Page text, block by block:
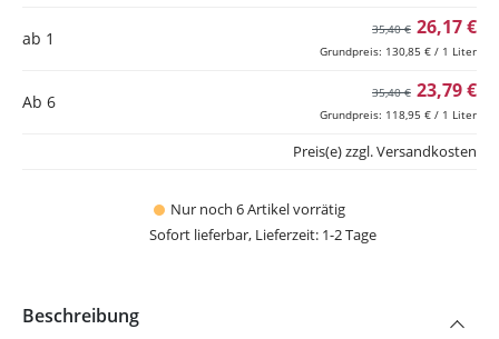
ab 1 26,17 €
35,40 €
Grundpreis: 130,85 € / 1 Liter
Ab 6 23,79 €
35,40 €
Grundpreis: 118,95 € / 1 Liter
Nur noch 6 Artikel vorrätig
Sofort lieferbar, Lieferzeit: 1-2 Tage
Preis(e) zzgl. Versandkosten
Beschreibung